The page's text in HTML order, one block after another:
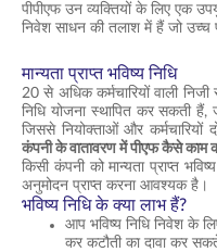
पीपीएफ उन व्यक्तियों के लिए एक
निवेश साधन की तलाश में हैं जो उच्च
मान्यता प्राप्त भविष्य निधि
20 से अधिक कर्मचारियों वाली निजी
निधि योजना स्थापित कर सकती हैं,
जिससे नियोक्ताओं और
कंपनी के वातावरण में पीएफ कैसे काम
किसी कंपनी को मान्यता प्राप्त
अनुमोदन प्राप्त करना आवश्यक है।
भविष्य निधि के क्या लाभ हैं?
आप भविष्य निधि निवेश के
कर कटौती का दावा कर